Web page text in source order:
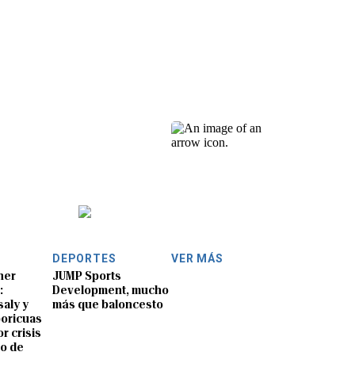
y
crisis
de
DEPORTES
JUMP Sports
Development, mucho
más que baloncesto
VER MÁS